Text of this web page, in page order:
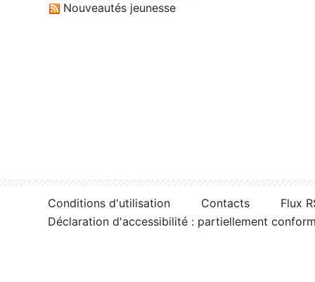
Nouveautés jeunesse
Conditions d'utilisation Contacts
Flux
Déclaration d'accessibilité : partiellement